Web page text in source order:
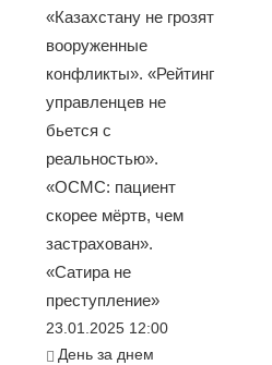
«Казахстану не грозят
вооруженные
конфликты». «Рейтинг
управленцев не
бьется с
реальностью».
«ОСМС: пациент
скорее мёртв, чем
застрахован».
«Сатира не
преступление»
23.01.2025 12:00
День за днем